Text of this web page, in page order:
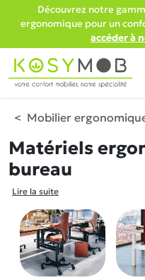
Découvrez notre
ergonomique pour un
accéder à
Mobilier
Matériels
bureau
Lire la suite